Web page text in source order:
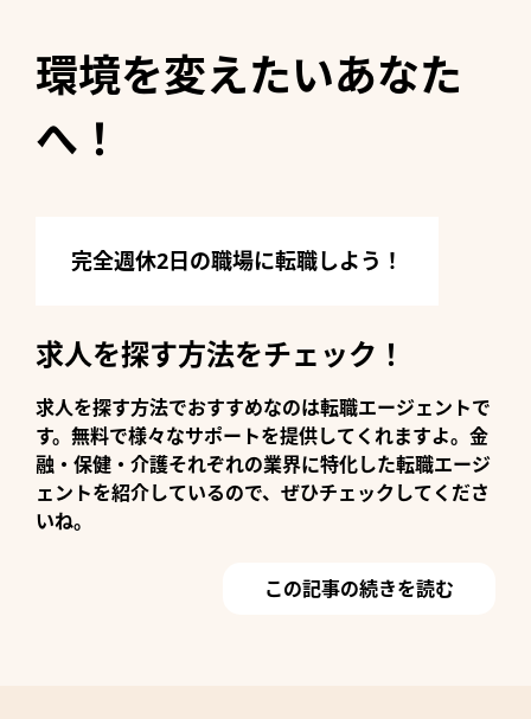
環境を変えたいあなた
へ！
完全週休2日の職場に転職しよう！
求人を探す方法をチェック！
求人を探す方法でおすすめなのは転職エージェントで
す。無料で様々なサポートを提供してくれますよ。金
融・保健・介護それぞれの業界に特化した転職エージ
ェントを紹介しているので、ぜひチェックしてくださ
いね。
この記事の続きを読む